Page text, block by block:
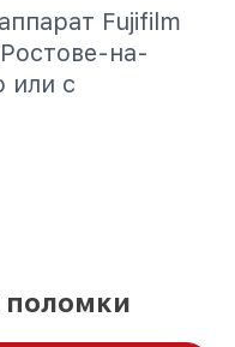
Fujifilm
на-
или с
поломки